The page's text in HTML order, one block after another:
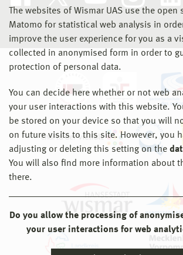
The websites of Wismar UAS use the
Matomo for statistical web analysis in
improve the user experience for you as a
collected in anonymised form in order to
protection of personal data.
You can decide here whether or not web
your user interactions with this website.
be stored on your device so that you will
on future visits to this site. However, you
adjusting or deleting this setting on the
You will also find more information about
there.
Do you allow the processing of
your user interactions for web